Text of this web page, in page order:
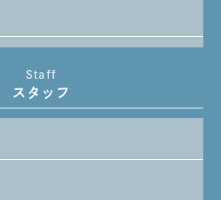
Staff
スタッフ